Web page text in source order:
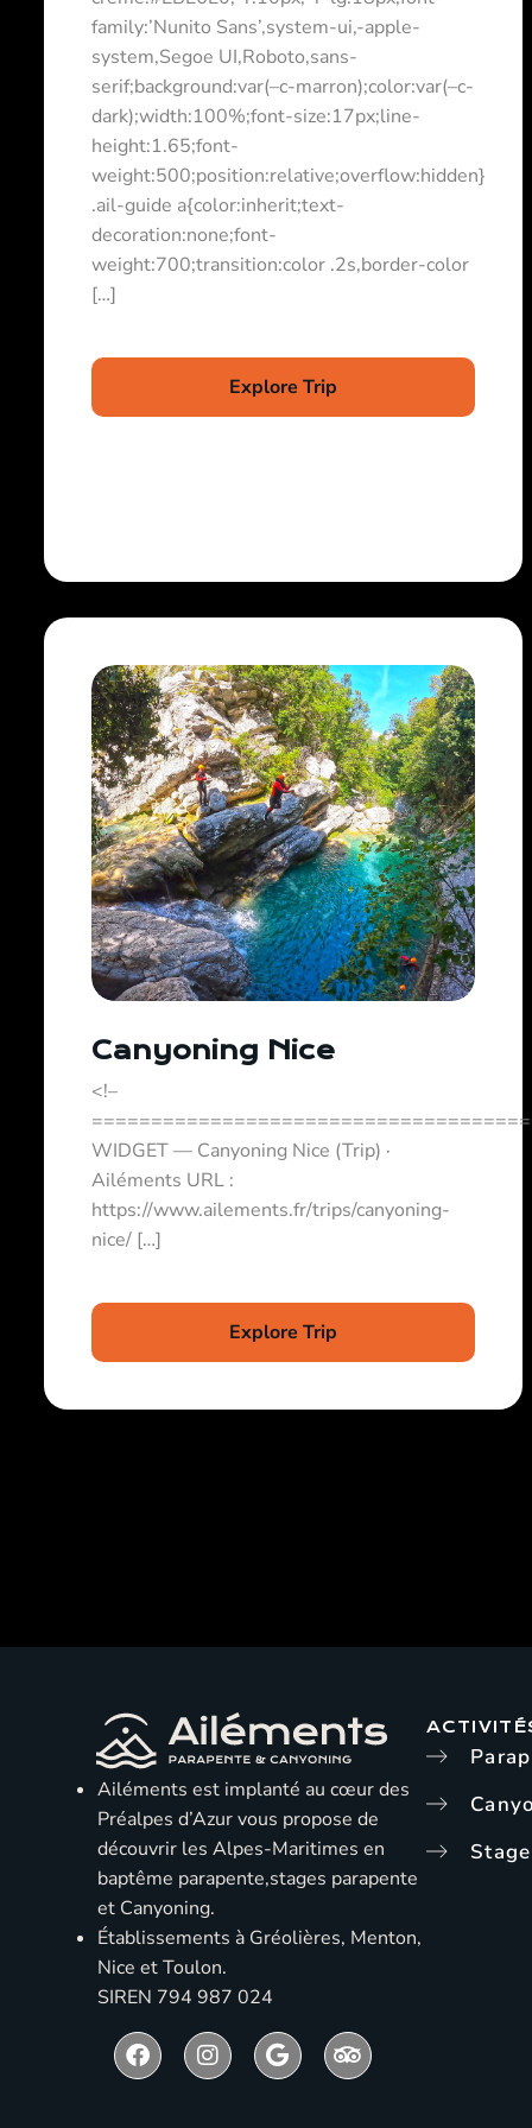
family:’Nunito Sans’,system-ui,-apple-
system,Segoe UI,Roboto,sans-
serif;background:var(–c-marron);color:var(–c-
dark);width:100%;font-size:17px;line-
height:1.65;font-
weight:500;position:relative;overflow:hidden}
.ail-guide a{color:inherit;text-
decoration:none;font-
weight:700;transition:color .2s,border-color
[…]
Explore Trip
Canyoning Nice
<!–
WIDGET — Canyoning Nice (Trip) ·
Ailéments URL :
https://www.ailements.fr/trips/canyoning-
nice/ […]
Explore Trip
Ailéments est implanté au cœur des
Préalpes d’Azur vous propose de
découvrir les Alpes-Maritimes en
baptême parapente,stages parapente
et Canyoning.
Établissements à Gréolières, Menton,
Nice et Toulon.
SIREN 794 987 024